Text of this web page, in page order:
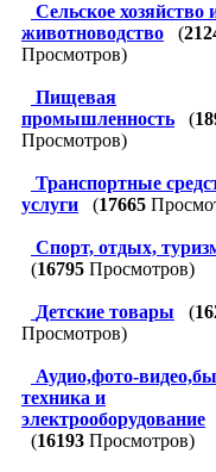
Сельское хозяйство
животноводство
(
Просмотров)
Пищевая
промышленность
(
Просмотров)
Транспортные
услуги
(17665
Спорт, отдых,
(16795 Просмотров)
Детские товары (
Просмотров)
Аудио,фото-
техника и
электрооборудование
(16193 Просмотров)